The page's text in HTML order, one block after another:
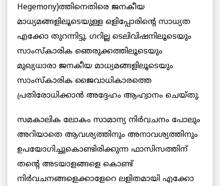
Hegemony)ത്തിനെതിരെ ജനകീയ
മാധ്യമങ്ങളിലൂടെയുള്ള ഒളിപ്പോരിന്റെ സാധ്യത
എക്കോ തുറന്നിട്ടു. ഗറില്ല ടെലിവിഷനിലൂടെയും
സാംസ്‌കാരിക ഞെരുക്കത്തിലൂടെയും
മുഖ്യധാരാ ജനകീയ മാധ്യമങ്ങളിലൂടെയും
സാംസ്‌കാരിക ജൈവാധികാരത്തെ
പ്രതിരോധിക്കാന്‍ അദ്ദേഹം ആഹ്വാനം ചെയ്തു.
സമകാലിക ലോകം സാമാന്യ നിര്‍വചനം പോലും
അറിയാതെ ആവശ്യത്തിനും അനാവശ്യത്തിനും
ഉപയോഗിച്ചുകൊണ്ടിരിക്കുന്ന ഫാസിസത്തിന്
തന്റെ അടയാളങ്ങളെ കൊണ്ട്
നിര്‍വചനങ്ങളെക്കാളേറെ ലളിതമായി എക്കോ